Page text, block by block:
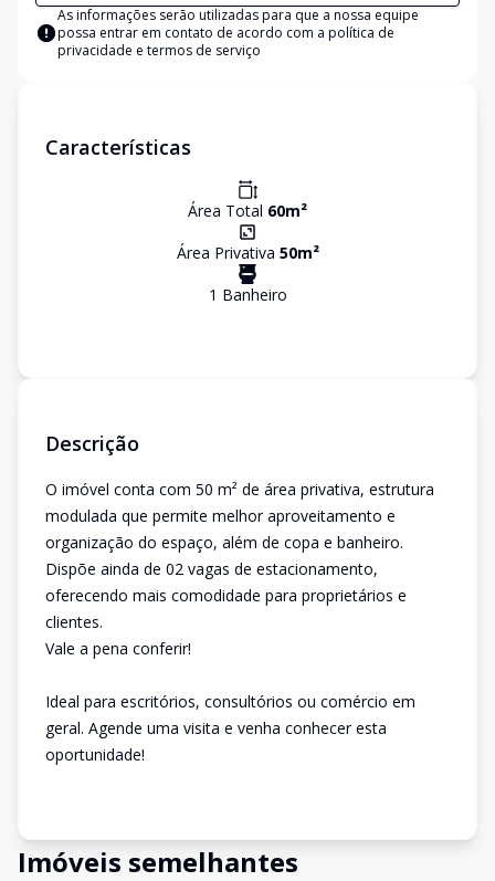
As informações serão utilizadas para que a nossa equipe
possa entrar em contato de acordo com a política de
privacidade e termos de serviço
Características
Área Total 60m²
Área Privativa 50m²
1 Banheiro
Descrição
O imóvel conta com 50 m² de área privativa, estrutura
modulada que permite melhor aproveitamento e
organização do espaço, além de copa e banheiro.
Dispõe ainda de 02 vagas de estacionamento,
oferecendo mais comodidade para proprietários e
clientes.
Vale a pena conferir!
Ideal para escritórios, consultórios ou comércio em
geral. Agende uma visita e venha conhecer esta
oportunidade!
Imóveis semelhantes